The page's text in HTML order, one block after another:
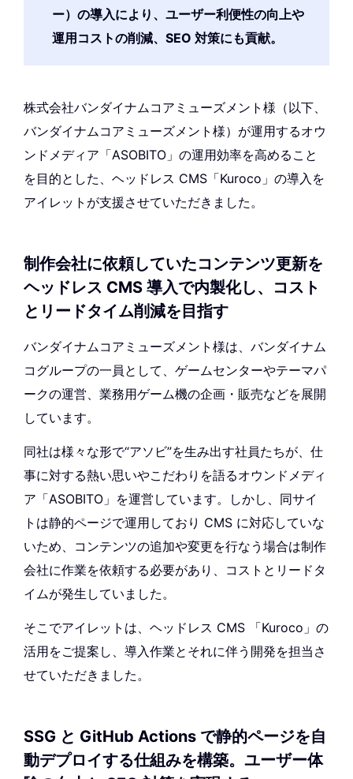
ー）の導入により、ユーザー利便性の向上や
運用コストの削減、SEO 対策にも貢献。
株式会社バンダイナムコアミューズメント様（以下、
バンダイナムコアミューズメント様）が運用するオウ
ンドメディア「ASOBITO」の運用効率を高めること
を目的とした、ヘッドレス CMS「Kuroco」の導入を
アイレットが支援させていただきました。
制作会社に依頼していたコンテンツ更新を
ヘッドレス CMS 導入で内製化し、コスト
とリードタイム削減を目指す
バンダイナムコアミューズメント様は、バンダイナム
コグループの一員として、ゲームセンターやテーマパ
ークの運営、業務用ゲーム機の企画・販売などを展開
しています。
同社は様々な形で“アソビ”を生み出す社員たちが、仕
事に対する熱い思いやこだわりを語るオウンドメディ
ア「ASOBITO」を運営しています。しかし、同サイ
トは静的ページで運用しており CMS に対応していな
いため、コンテンツの追加や変更を行なう場合は制作
会社に作業を依頼する必要があり、コストとリードタ
イムが発生していました。
そこでアイレットは、ヘッドレス CMS 「Kuroco」の
活用をご提案し、導入作業とそれに伴う開発を担当さ
せていただきました。
SSG と GitHub Actions で静的ページを自
動デプロイする仕組みを構築。ユーザー体